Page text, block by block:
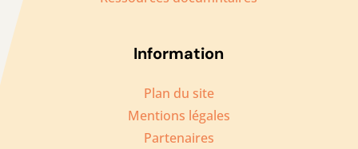
Information
Plan du site
Mentions légales
Partenaires